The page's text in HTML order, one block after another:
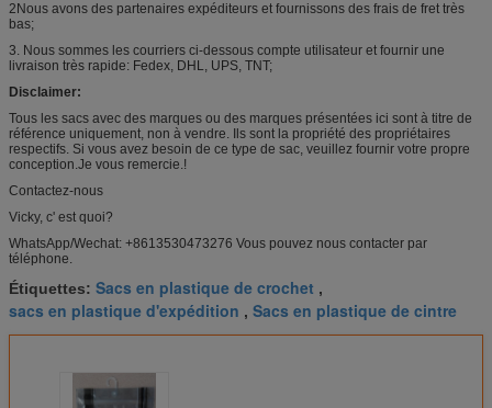
2Nous avons des partenaires expéditeurs et fournissons des frais de fret très
bas;
3. Nous sommes les courriers ci-dessous compte utilisateur et fournir une
livraison très rapide: Fedex, DHL, UPS, TNT;
Disclaimer:
Tous les sacs avec des marques ou des marques présentées ici sont à titre de
référence uniquement, non à vendre. Ils sont la propriété des propriétaires
respectifs. Si vous avez besoin de ce type de sac, veuillez fournir votre propre
conception.Je vous remercie.!
Contactez-nous
Vicky, c' est quoi?
WhatsApp/Wechat: +8613530473276 Vous pouvez nous contacter par
téléphone.
Étiquettes: Sacs en plastique de crochet ,
sacs en plastique d'expédition , Sacs en plastique de cintre